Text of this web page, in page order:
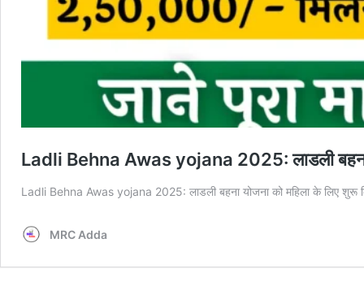
Ladli Behna Awas yojana 2025: लाडली बहना
Ladli Behna Awas yojana 2025: लाडली बहना योजना को महिला के लिए शुरू
MRC Adda